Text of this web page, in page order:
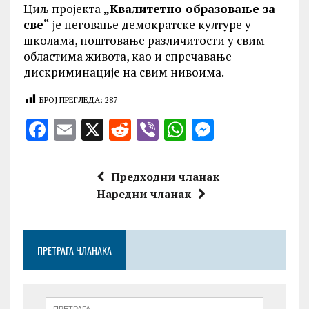
Циљ пројекта „Квалитетно образовање за
све“ је неговање демократске културе у
школама, поштовање различитости у свим
областима живота, као и спречавање
дискриминације на свим нивоима.
БРОЈ ПРЕГЛЕДА: 287
F
o
k
E X R
d
di
V
er
W
at
s
p
M
se
er
Предходни чланак
Наредни чланак
ПРЕТРАГА ЧЛАНАКА